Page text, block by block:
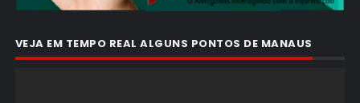
VEJA EM TEMPO REAL ALGUNS PONTOS DE MANAUS